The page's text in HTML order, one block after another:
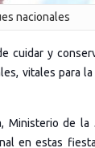
nacionales
cuidar y
vitales para
Ministerio de
en estas